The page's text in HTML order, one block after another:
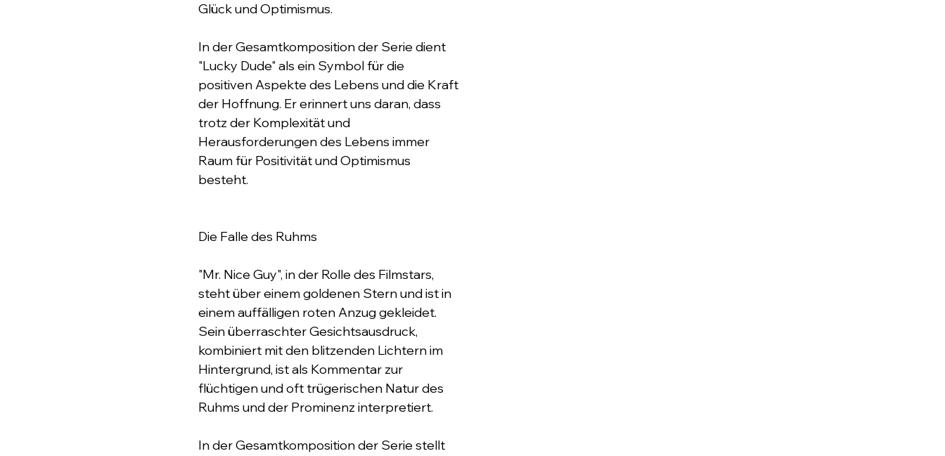
Glück und Optimismus.
In der Gesamtkomposition der Serie dient
"Lucky Dude" als ein Symbol für die
positiven Aspekte des Lebens und die Kraft
der Hoffnung. Er erinnert uns daran, dass
trotz der Komplexität und
Herausforderungen des Lebens immer
Raum für Positivität und Optimismus
besteht.
Die Falle des Ruhms
"Mr. Nice Guy", in der Rolle des Filmstars,
steht über einem goldenen Stern und ist in
einem auffälligen roten Anzug gekleidet.
Sein überraschter Gesichtsausdruck,
kombiniert mit den blitzenden Lichtern im
Hintergrund, ist als Kommentar zur
flüchtigen und oft trügerischen Natur des
Ruhms und der Prominenz interpretiert.
In der Gesamtkomposition der Serie stellt